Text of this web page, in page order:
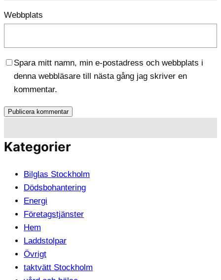
Webbplats
Spara mitt namn, min e-postadress och webbplats i
denna webbläsare till nästa gång jag skriver en
kommentar.
Kategorier
Bilglas Stockholm
Dödsbohantering
Energi
Företagstjänster
Hem
Laddstolpar
Övrigt
taktvätt Stockholm